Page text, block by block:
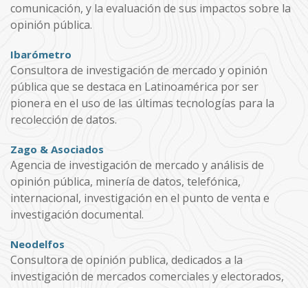
comunicación, y la evaluación de sus impactos sobre la
opinión pública.
Ibarómetro
Consultora de investigación de mercado y opinión
pública que se destaca en Latinoamérica por ser
pionera en el uso de las últimas tecnologías para la
recolección de datos.
Zago & Asociados
Agencia de investigación de mercado y análisis de
opinión pública, minería de datos, telefónica,
internacional, investigación en el punto de venta e
investigación documental.
Neodelfos
Consultora de opinión publica, dedicados a la
investigación de mercados comerciales y electorados,